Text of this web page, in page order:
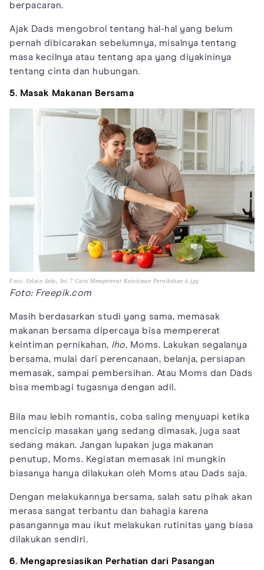
berpacaran.
Ajak Dads mengobrol tentang hal-hal yang belum
pernah dibicarakan sebelumnya, misalnya tentang
masa kecilnya atau tentang apa yang diyakininya
tentang cinta dan hubungan.
5. Masak Makanan Bersama
Foto: Selain Seks, Ini 7 Cara Mempererat Keintiman Pernikahan 6.jpg
Foto: Freepik.com
Masih berdasarkan studi yang sama, memasak
makanan bersama dipercaya bisa mempererat
keintiman pernikahan, lho, Moms. Lakukan segalanya
bersama, mulai dari perencanaan, belanja, persiapan
memasak, sampai pembersihan. Atau Moms dan Dads
bisa membagi tugasnya dengan adil.
Bila mau lebih romantis, coba saling menyuapi ketika
mencicip masakan yang sedang dimasak, juga saat
sedang makan. Jangan lupakan juga makanan
penutup, Moms. Kegiatan memasak ini mungkin
biasanya hanya dilakukan oleh Moms atau Dads saja.
Dengan melakukannya bersama, salah satu pihak akan
merasa sangat terbantu dan bahagia karena
pasangannya mau ikut melakukan rutinitas yang biasa
dilakukan sendiri.
6. Mengapresiasikan Perhatian dari Pasangan